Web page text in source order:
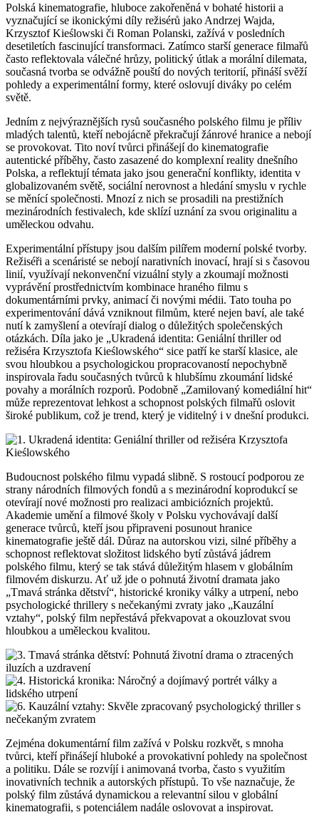
Polská kinematografie, hluboce zakořeněná v bohaté historii a
vyznačující se ikonickými díly režisérů jako Andrzej Wajda,
Krzysztof Kieślowski či Roman Polanski, zažívá v posledních
desetiletích fascinující transformaci. Zatímco starší generace filmařů
často reflektovala válečné hrůzy, politický útlak a morální dilemata,
současná tvorba se odvážně pouští do nových teritorií, přináší svěží
pohledy a experimentální formy, které oslovují diváky po celém
světě.
Jedním z nejvýraznějších rysů současného polského filmu je příliv
mladých talentů, kteří nebojácně překračují žánrové hranice a nebojí
se provokovat. Tito noví tvůrci přinášejí do kinematografie
autentické příběhy, často zasazené do komplexní reality dnešního
Polska, a reflektují témata jako jsou generační konflikty, identita v
globalizovaném světě, sociální nerovnost a hledání smyslu v rychle
se měnící společnosti. Mnozí z nich se prosadili na prestižních
mezinárodních festivalech, kde sklízí uznání za svou originalitu a
uměleckou odvahu.
Experimentální přístupy jsou dalším pilířem moderní polské tvorby.
Režiséři a scenáristé se nebojí narativních inovací, hrají si s časovou
linií, využívají nekonvenční vizuální styly a zkoumají možnosti
vyprávění prostřednictvím kombinace hraného filmu s
dokumentárními prvky, animací či novými médii. Tato touha po
experimentování dává vzniknout filmům, které nejen baví, ale také
nutí k zamyšlení a otevírají dialog o důležitých společenských
otázkách. Díla jako je „Ukradená identita: Geniální thriller od
režiséra Krzysztofa Kieślowského“ sice patří ke starší klasice, ale
svou hloubkou a psychologickou propracovaností nepochybně
inspirovala řadu současných tvůrců k hlubšímu zkoumání lidské
povahy a morálních rozporů. Podobně „Zamilovaný komediální hit“
může reprezentovat lehkost a schopnost polských filmařů oslovit
široké publikum, což je trend, který je viditelný i v dnešní produkci.
Budoucnost polského filmu vypadá slibně. S rostoucí podporou ze
strany národních filmových fondů a s mezinárodní koprodukcí se
otevírají nové možnosti pro realizaci ambiciózních projektů.
Akademie umění a filmové školy v Polsku vychovávají další
generace tvůrců, kteří jsou připraveni posunout hranice
kinematografie ještě dál. Důraz na autorskou vizi, silné příběhy a
schopnost reflektovat složitost lidského bytí zůstává jádrem
polského filmu, který se tak stává důležitým hlasem v globálním
filmovém diskurzu. Ať už jde o pohnutá životní dramata jako
„Tmavá stránka dětství“, historické kroniky války a utrpení, nebo
psychologické thrillery s nečekanými zvraty jako „Kauzální
vztahy“, polský film nepřestává překvapovat a okouzlovat svou
hloubkou a uměleckou kvalitou.
Zejména dokumentární film zažívá v Polsku rozkvět, s mnoha
tvůrci, kteří přinášejí hluboké a provokativní pohledy na společnost
a politiku. Dále se rozvíjí i animovaná tvorba, často s využitím
inovativních technik a autorských přístupů. To vše naznačuje, že
polský film zůstává dynamickou a relevantní silou v globální
kinematografii, s potenciálem nadále oslovovat a inspirovat.